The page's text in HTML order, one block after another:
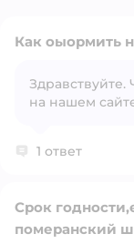
Как оыормить
на нашем
1 ответ
Срок годности,если
померанский